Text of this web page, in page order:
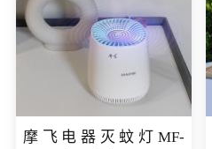
摩飞电器灭蚊灯MF-